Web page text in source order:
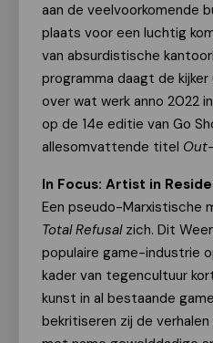
aan de veelvoorkomende
plaats voor een luchtig
van absurdistische
programma daagt de
over wat werk anno 2022
op de 14e editie van Go
allesomvattende titel
In Focus: Artist in
Een pseudo-Marxistische
Total Refusalzich. Dit
populaire game-industrie
kader van tegencultuur
kunst in al bestaande
bekritiseren zij de